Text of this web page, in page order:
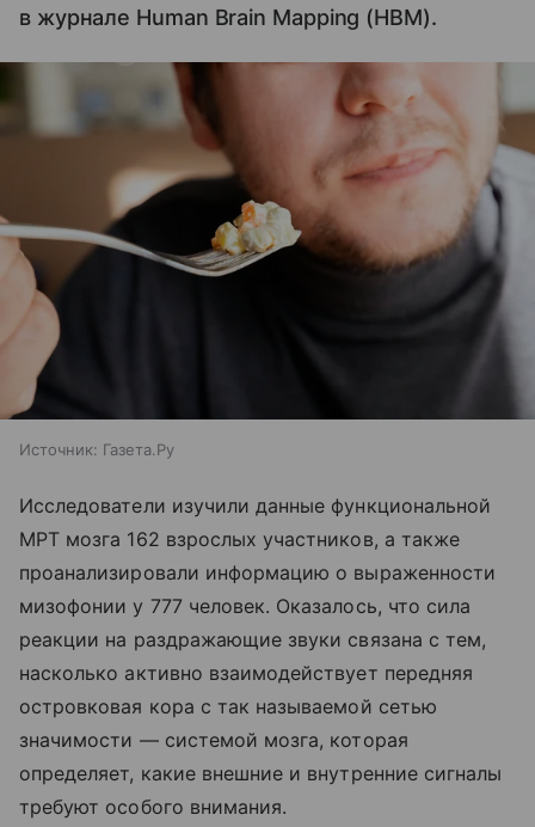
в журнале Human Brain Mapping (HBM).
Источник: Газета.Ру
Исследователи изучили данные функциональной
МРТ мозга 162 взрослых участников, а также
проанализировали информацию о выраженности
мизофонии у 777 человек. Оказалось, что сила
реакции на раздражающие звуки связана с тем,
насколько активно взаимодействует передняя
островковая кора с так называемой сетью
значимости — системой мозга, которая
определяет, какие внешние и внутренние сигналы
требуют особого внимания.